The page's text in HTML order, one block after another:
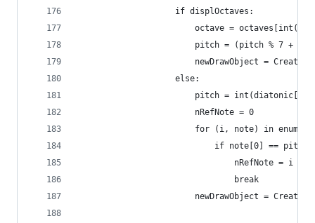
                    if displOctaves:
octave =
pitch = (pitch % 7 + 7)
newDrawObject =
                    else:
pitch =
                        nRefNote = 0
for (i, note) in
if note[0] == pitch
                                nRefNote = i - 8
                                break
newDrawObject =